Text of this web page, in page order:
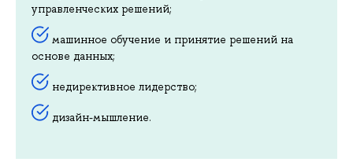
управленческих решений;
машинное обучение и принятие решений на
основе данных;
недирективное лидерство;
дизайн-мышление.